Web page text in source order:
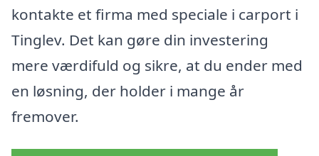
kontakte et firma med speciale i carport i
Tinglev. Det kan gøre din investering
mere værdifuld og sikre, at du ender med
en løsning, der holder i mange år
fremover.